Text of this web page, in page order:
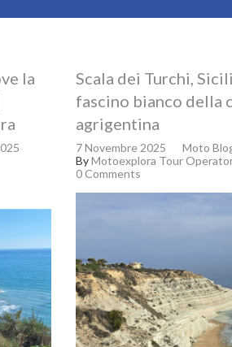
la
Scala dei Turchi,
fascino bianco della
agrigentina
7 Novembre 2025 Moto
ByMotoexplora Tour
0 Comments